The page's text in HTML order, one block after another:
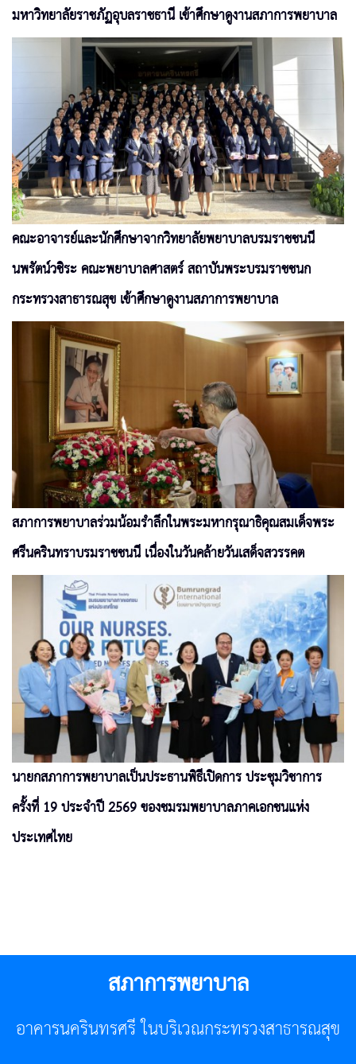
มหาวิทยาลัยราชภัฏอุบลราชธานี เข้าศึกษาดูงานสภาการพยาบาล
คณะอาจารย์และนักศึกษาจากวิทยาลัยพยาบาลบรมราชชนนี
นพรัตน์วชิระ คณะพยาบาลศาสตร์ สถาบันพระบรมราชชนก
กระทรวงสาธารณสุข เข้าศึกษาดูงานสภาการพยาบาล
สภาการพยาบาลร่วมน้อมรำลึกในพระมหากรุณาธิคุณสมเด็จพระ
ศรีนครินทราบรมราชชนนี เนื่องในวันคล้ายวันเสด็จสวรรคต
นายกสภาการพยาบาลเป็นประธานพิธีเปิดการ ประชุมวิชาการ
ครั้งที่ 19 ประจำปี 2569 ของชมรมพยาบาลภาคเอกชนแห่ง
ประเทศไทย
สภาการพยาบาล
อาคารนครินทรศรี ในบริเวณกระทรวงสาธารณสุข